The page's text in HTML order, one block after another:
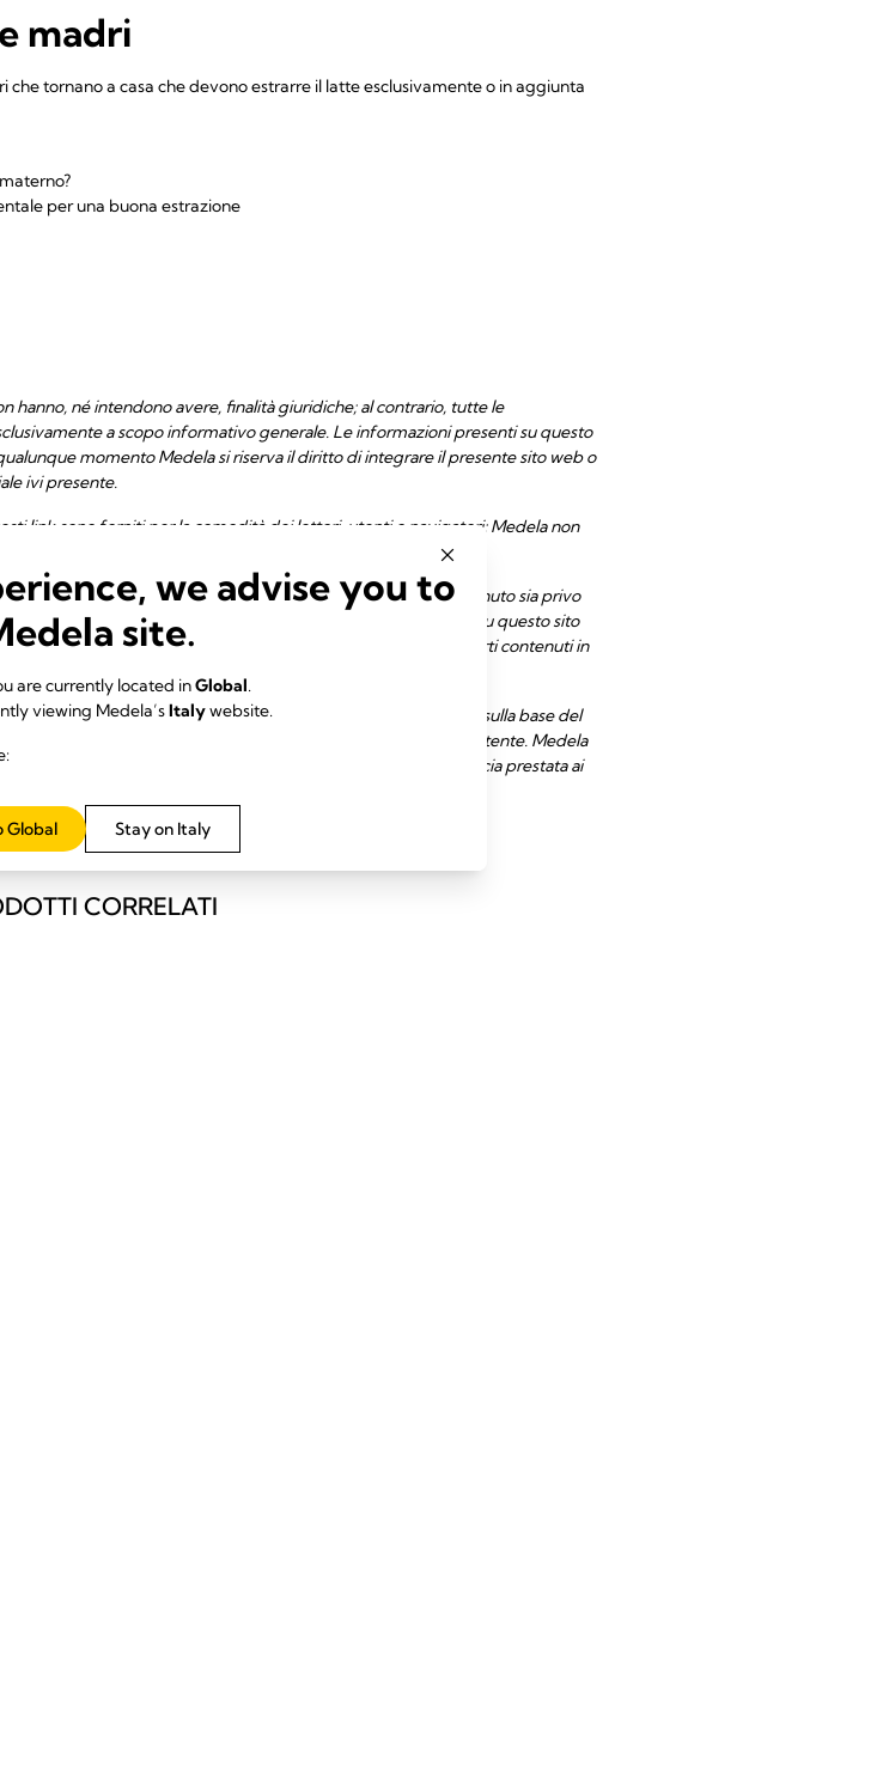
madri
tornano a casa che devono estrarre il latte esclusivamente o in aggiunta
per una buona estrazione
hanno, né intendono avere, finalità giuridiche; al contrario, tutte le
a scopo informativo generale. Le informazioni presenti su questo
momento Medela si riserva il diritto di integrare il presente sito web o
ivi presente.
link sono forniti per la comodità dei lettori, utenti o navigatori; Medela non
forniti "così come sono"; non ci sono garanzie che il contenuto sia privo
e la completezza delle informazioni e dei materiali presenti su questo sito
o l'attualità delle informazioni e dei materiali di terze parti contenuti in
responsabilità riguardo ad azioni adottate o non adottate sulla base del
in o collegati a questo sito web è interamente a rischio dell'utente. Medela
modo derivanti dall'uso del presente sito web o dalla fiducia prestata ai
CORRELATI
we advise you to
site.
are currently located inGlobal.
viewing Medela’sItalywebsite.
Stay on Italy
Global